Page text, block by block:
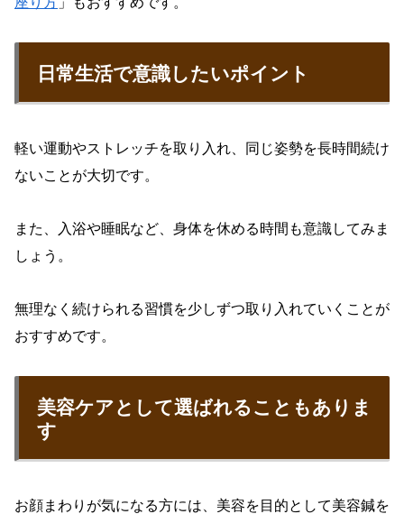
日常生活で意識したいポイント
軽い運動やストレッチを取り入れ、同じ姿勢を長時間続け
ないことが大切です。
また、入浴や睡眠など、身体を休める時間も意識してみま
しょう。
無理なく続けられる習慣を少しずつ取り入れていくことが
おすすめです。
美容ケアとして選ばれることもありま
す
お顔まわりが気になる方には、美容を目的として美容鍼を